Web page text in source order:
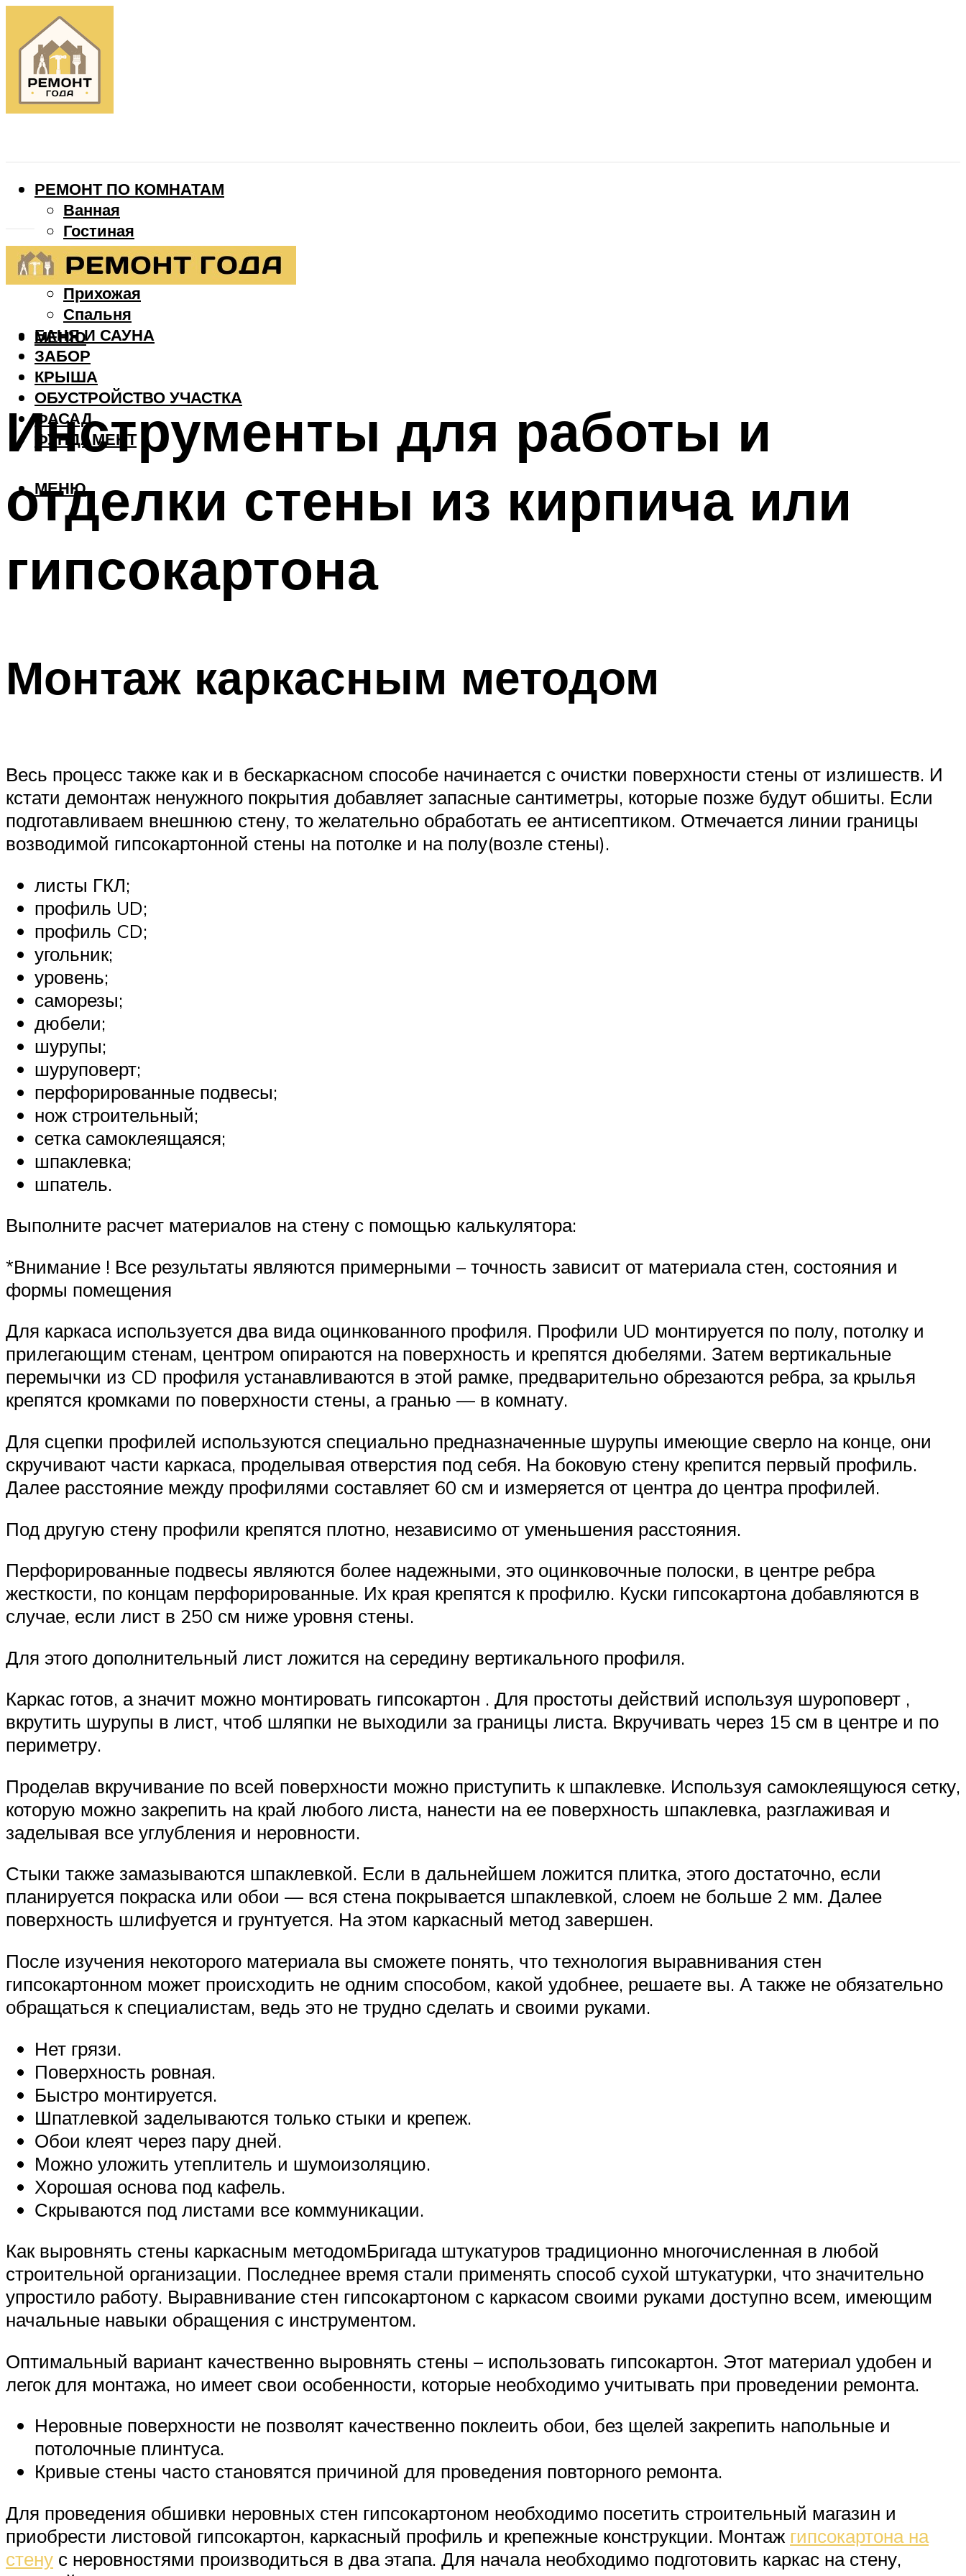
РЕМОНТ ПО КОМНАТАМ
Ванная
Гостиная
Детская
Кухня
Прихожая
Спальня
БАНЯ И САУНА
ЗАБОР
КРЫША
ОБУСТРОЙСТВО УЧАСТКА
ФАСАД
ФУНДАМЕНТ
МЕНЮ
МЕНЮ
Инструменты для работы и
отделки стены из кирпича или
гипсокартона
Монтаж каркасным методом
Весь процесс также как и в бескаркасном способе начинается с очистки поверхности стены от излишеств. И
кстати демонтаж ненужного покрытия добавляет запасные сантиметры, которые позже будут обшиты. Если
подготавливаем внешнюю стену, то желательно обработать ее антисептиком. Отмечается линии границы
возводимой гипсокартонной стены на потолке и на полу(возле стены).
листы ГКЛ;
профиль UD;
профиль CD;
угольник;
уровень;
саморезы;
дюбели;
шурупы;
шуруповерт;
перфорированные подвесы;
нож строительный;
сетка самоклеящаяся;
шпаклевка;
шпатель.
Выполните расчет материалов на стену с помощью калькулятора:
*Внимание ! Все результаты являются примерными – точность зависит от материала стен, состояния и
формы помещения
Для каркаса используется два вида оцинкованного профиля. Профили UD монтируется по полу, потолку и
прилегающим стенам, центром опираются на поверхность и крепятся дюбелями. Затем вертикальные
перемычки из CD профиля устанавливаются в этой рамке, предварительно обрезаются ребра, за крылья
крепятся кромками по поверхности стены, а гранью — в комнату.
Для сцепки профилей используются специально предназначенные шурупы имеющие сверло на конце, они
скручивают части каркаса, проделывая отверстия под себя. На боковую стену крепится первый профиль.
Далее расстояние между профилями составляет 60 см и измеряется от центра до центра профилей.
Под другую стену профили крепятся плотно, независимо от уменьшения расстояния.
Перфорированные подвесы являются более надежными, это оцинковочные полоски, в центре ребра
жесткости, по концам перфорированные. Их края крепятся к профилю. Куски гипсокартона добавляются в
случае, если лист в 250 см ниже уровня стены.
Для этого дополнительный лист ложится на середину вертикального профиля.
Каркас готов, а значит можно монтировать гипсокартон . Для простоты действий используя шуроповерт ,
вкрутить шурупы в лист, чтоб шляпки не выходили за границы листа. Вкручивать через 15 см в центре и по
периметру.
Проделав вкручивание по всей поверхности можно приступить к шпаклевке. Используя самоклеящуюся сетку,
которую можно закрепить на край любого листа, нанести на ее поверхность шпаклевка, разглаживая и
заделывая все углубления и неровности.
Стыки также замазываются шпаклевкой. Если в дальнейшем ложится плитка, этого достаточно, если
планируется покраска или обои — вся стена покрывается шпаклевкой, слоем не больше 2 мм. Далее
поверхность шлифуется и грунтуется. На этом каркасный метод завершен.
После изучения некоторого материала вы сможете понять, что технология выравнивания стен
гипсокартонном может происходить не одним способом, какой удобнее, решаете вы. А также не обязательно
обращаться к специалистам, ведь это не трудно сделать и своими руками.
Нет грязи.
Поверхность ровная.
Быстро монтируется.
Шпатлевкой заделываются только стыки и крепеж.
Обои клеят через пару дней.
Можно уложить утеплитель и шумоизоляцию.
Хорошая основа под кафель.
Скрываются под листами все коммуникации.
Как выровнять стены каркасным методомБригада штукатуров традиционно многочисленная в любой
строительной организации. Последнее время стали применять способ сухой штукатурки, что значительно
упростило работу. Выравнивание стен гипсокартоном с каркасом своими руками доступно всем, имеющим
начальные навыки обращения с инструментом.
Оптимальный вариант качественно выровнять стены – использовать гипсокартон. Этот материал удобен и
легок для монтажа, но имеет свои особенности, которые необходимо учитывать при проведении ремонта.
Неровные поверхности не позволят качественно поклеить обои, без щелей закрепить напольные и
потолочные плинтуса.
Кривые стены часто становятся причиной для проведения повторного ремонта.
Для проведения обшивки неровных стен гипсокартоном необходимо посетить строительный магазин и
приобрести листовой гипсокартон, каркасный профиль и крепежные конструкции. Монтаж гипсокартона на
стену с неровностями производиться в два этапа. Для начала необходимо подготовить каркас на стену,